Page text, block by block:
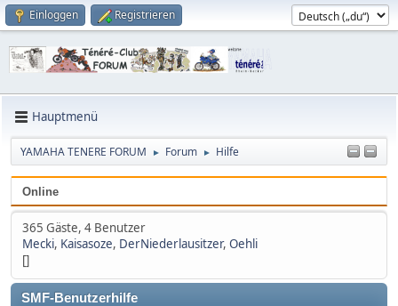
Einloggen Registrieren
Hauptmenü
YAMAHA TENERE FORUM ► Forum ► Hilfe
Online
365 Gäste, 4 Benutzer
Mecki, Kaisasoze, DerNiederlausitzer, Oehli
[]
SMF-Benutzerhilfe